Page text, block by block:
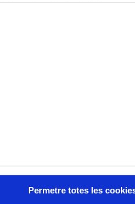
Permetre totes les
a Peralada: un
simfònica d’alt